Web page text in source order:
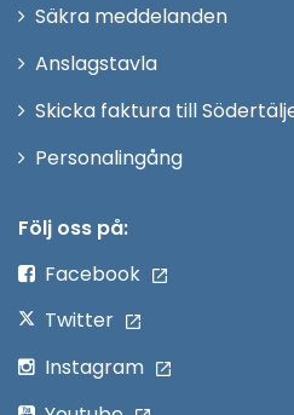
fönster
Säkra meddelanden
Anslagstavla
Skicka faktura till
PersonalingångÖppna
Följ oss på:
Facebook
Twitter
Instagram